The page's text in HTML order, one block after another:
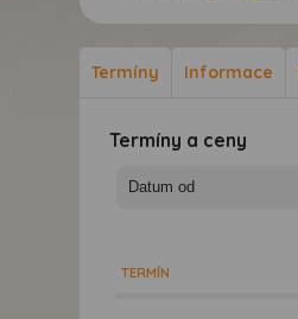
Termíny Informace
Termíny a ceny
TERMÍN